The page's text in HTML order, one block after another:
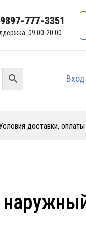
777-3351
09:00-20:00
доставки,